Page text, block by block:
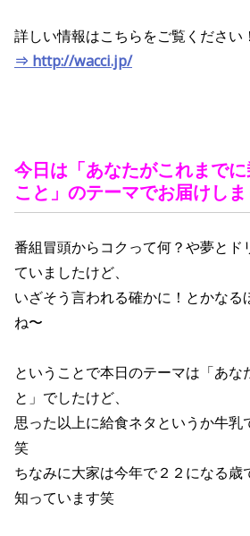
詳しい情報はこちらをご覧ください！
⇒ http://wacci.jp/
今日は「あなたがこれまで
こと 」のテーマでお届けしま
番組冒頭からコクって何？や夢とド
ていましたけど、
いざそう言われる確かに！とかなる
ね〜
ということで本日のテーマは「あな
と」でしたけど、
思った以上に給食ネタというか牛乳
笑
ちなみに大家は今年で２２になる歳
知っています笑